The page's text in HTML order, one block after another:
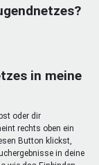
in meine
oder dir
rechts oben ein
Button klickst,
in deine